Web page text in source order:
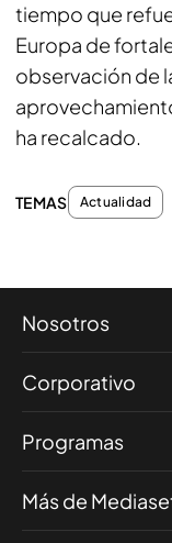
tiempo que
Europa de
observación de
ha recalcado.
TEMAS Actualidad
Nosotros
Corporativo
Programas
Más de